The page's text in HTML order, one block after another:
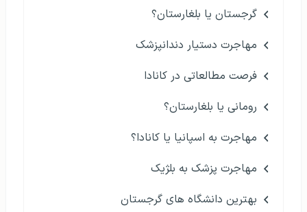
گرجستان یا بلغارستان؟
مهاجرت دستیار دندانپزشک
فرصت مطالعاتی در کانادا
رومانی یا بلغارستان؟
مهاجرت به اسپانیا یا کانادا؟
مهاجرت پزشک به بلژیک
بهترین دانشگاه های گرجستان